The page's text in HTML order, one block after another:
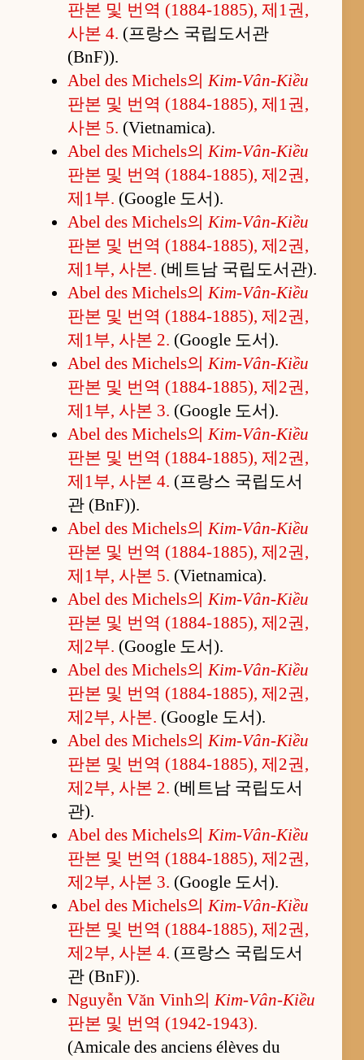
판본 및 번역 (1884-1885), 제1권,
사본 4. (프랑스 국립도서관
(BnF)).
Abel des Michels의Kim-Vân-Kiều
판본 및 번역 (1884-1885), 제1권,
사본 5. (Vietnamica).
Abel des Michels의Kim-Vân-Kiều
판본 및 번역 (1884-1885), 제2권,
제1부. (Google 도서).
Abel des Michels의Kim-Vân-Kiều
판본 및 번역 (1884-1885), 제2권,
제1부, 사본. (베트남 국립도서관).
Abel des Michels의Kim-Vân-Kiều
판본 및 번역 (1884-1885), 제2권,
제1부, 사본 2. (Google 도서).
Abel des Michels의Kim-Vân-Kiều
판본 및 번역 (1884-1885), 제2권,
제1부, 사본 3. (Google 도서).
Abel des Michels의Kim-Vân-Kiều
판본 및 번역 (1884-1885), 제2권,
제1부, 사본 4. (프랑스 국립도서
관 (BnF)).
Abel des Michels의Kim-Vân-Kiều
판본 및 번역 (1884-1885), 제2권,
제1부, 사본 5. (Vietnamica).
Abel des Michels의Kim-Vân-Kiều
판본 및 번역 (1884-1885), 제2권,
제2부. (Google 도서).
Abel des Michels의Kim-Vân-Kiều
판본 및 번역 (1884-1885), 제2권,
제2부, 사본. (Google 도서).
Abel des Michels의Kim-Vân-Kiều
판본 및 번역 (1884-1885), 제2권,
제2부, 사본 2. (베트남 국립도서
관).
Abel des Michels의Kim-Vân-Kiều
판본 및 번역 (1884-1885), 제2권,
제2부, 사본 3. (Google 도서).
Abel des Michels의Kim-Vân-Kiều
판본 및 번역 (1884-1885), 제2권,
제2부, 사본 4. (프랑스 국립도서
관 (BnF)).
Nguyễn Văn Vinh의Kim-Vân-Kiều
판본 및 번역 (1942-1943).
(Amicale des anciens élèves du